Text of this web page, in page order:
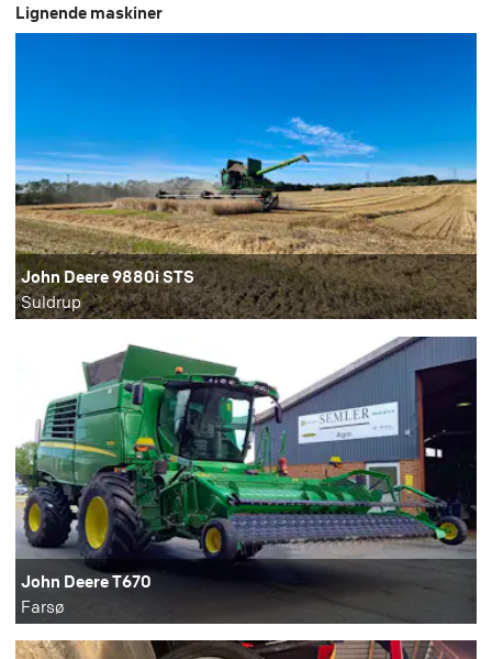
Lignende maskiner
John Deere 9880i STS
Suldrup
John Deere T670
Farsø